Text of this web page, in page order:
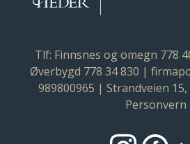
Tlf: Finnsnes og omegn 778
Øverbygd 778 34 830 |
989800965 | Strandveien
Personvern